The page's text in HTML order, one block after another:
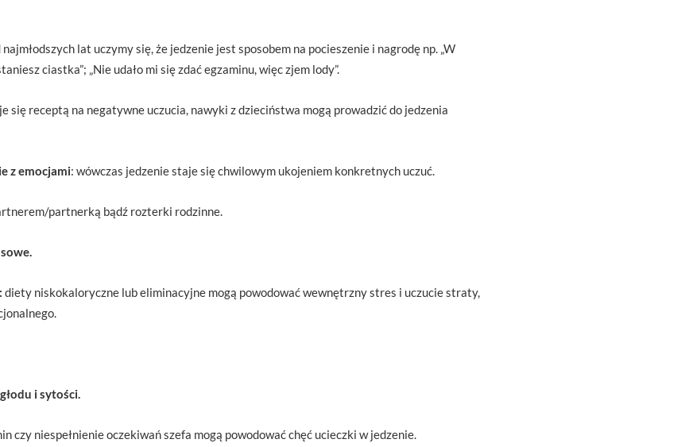
najmłodszych lat uczymy się, że jedzenie jest sposobem na pocieszenie i nagrodę np. „W
ciastka”; „Nie udało mi się zdać egzaminu, więc zjem lody”.
się receptą na negatywne uczucia, nawyki z dzieciństwa mogą prowadzić do jedzenia
z emocjami: wówczas jedzenie staje się chwilowym ukojeniem konkretnych uczuć.
partnerką bądź rozterki rodzinne.
diety niskokaloryczne lub eliminacyjne mogą powodować wewnętrzny stres i uczucie straty,
i sytości.
czy niespełnienie oczekiwań szefa mogą powodować chęć ucieczki w jedzenie.